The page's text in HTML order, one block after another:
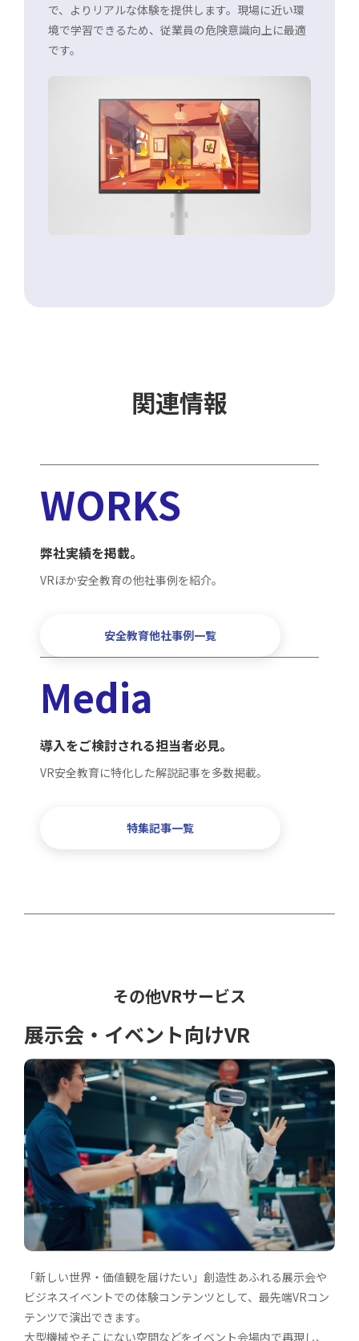
で、よりリアルな体験を提供します。現場に近い環
境で学習できるため、従業員の危険意識向上に最適
です。
関連情報
WORKS
弊社実績を掲載。
VRほか安全教育の他社事例を紹介。
安全教育他社事例一覧
Media
導入をご検討される担当者必見。
VR安全教育に特化した解説記事を多数掲載。
特集記事一覧
その他VRサービス
展示会・ イベント向けVR
「新しい世界・価値観を届けたい」創造性あふれる展示会や
ビジネスイベントでの体験コンテンツとして、最先端VRコン
テンツで演出できます。
大型機械やそこにない空間などをイベント会場内で再現し、